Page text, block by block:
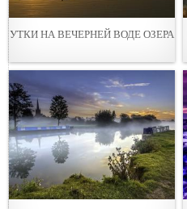
УТКИ НА ВЕЧЕРНEЙ ВОДЕ ОЗЕРА